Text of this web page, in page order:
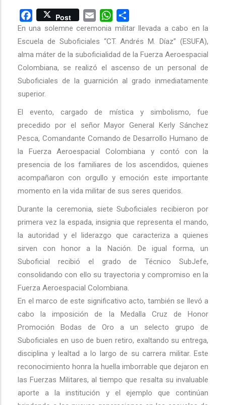
Facebook
Post Email WhatsApp
En una solemne ceremonia militar llevada a cabo en la
Escuela de Suboficiales “CT. Andrés M. Díaz” (ESUFA),
alma máter de la suboficialidad de la Fuerza Aeroespacial
Colombiana, se realizó el ascenso de un personal de
Suboficiales de la guarnición al grado inmediatamente
superior.
El evento, cargado de mística y simbolismo, fue
precedido por el señor Mayor General Kerly Sánchez
Pesca, Comandante Comando de Desarrollo Humano de
la Fuerza Aeroespacial Colombiana y contó con la
presencia de los familiares de los ascendidos, quienes
acompañaron con orgullo y emoción este importante
momento en la vida militar de sus seres queridos.
Durante la ceremonia, siete Suboficiales recibieron por
primera vez la espada, insignia que representa el mando,
la autoridad y el liderazgo que caracteriza a quienes
sirven con honor a la Nación. De igual forma, un
Suboficial recibió el grado de Técnico SubJefe,
consolidando con ello su trayectoria y compromiso en la
Fuerza Aeroespacial Colombiana.
En el marco de este significativo acto, también se llevó a
cabo la imposición de la Medalla Cruz de Honor
Promoción Bodas de Oro a un selecto grupo de
Suboficiales en uso de buen retiro, exaltando su entrega,
disciplina y lealtad a lo largo de su carrera militar. Este
reconocimiento honra la huella imborrable que dejaron en
las Fuerzas Militares, al tiempo que resalta su invaluable
aporte a la institución y el ejemplo que continúan